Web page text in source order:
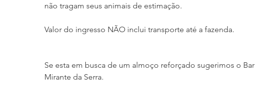
não tragam seus animais de estimação.
Valor do ingresso NÃO inclui transporte até a fazenda.
Se esta em busca de um almoço reforçado sugerimos o
Mirante da Serra.